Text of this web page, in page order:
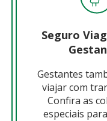
Seguro
Gestantes
viajar com
Confira as
especiais